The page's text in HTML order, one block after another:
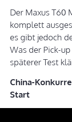
Der Maxus T60
komplett
es gibt jedoch
Was der Pick-
späterer Test
China-
Start